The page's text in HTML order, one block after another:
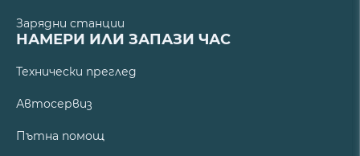
Зарядни станции
НАМЕРИ ИЛИ ЗАПАЗИ ЧАС
Технически преглед
Автосервиз
Пътна помощ